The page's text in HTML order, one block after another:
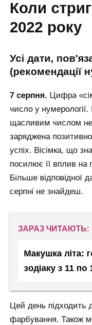
коли стригтися у серпні
2022 року
усі дати, пов'язані з цифрою 7
(рекомендації
7 серпня. Цифра
число у нумерології.
щасливим числом не
заряджена
успіх. Вісімка, що
посилює її вплив на
Більше відповідної
серпні не знайдеш.
ЗАРАЗ ЧИТАЮТЬ:
Макушка літа:
зодіаку з 11 по
Цей день підходить
фарбування. Також